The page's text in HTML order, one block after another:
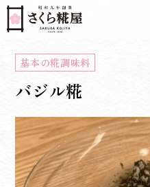
基本の糀調味料
バジル糀